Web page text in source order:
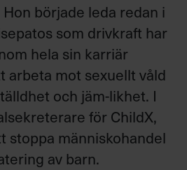
Hon började leda redan i
som drivkraft har
hela sin karriär
mot sexuellt våld
och jäm-likhet. I
för ChildX,
stoppa människohandel
av barn.